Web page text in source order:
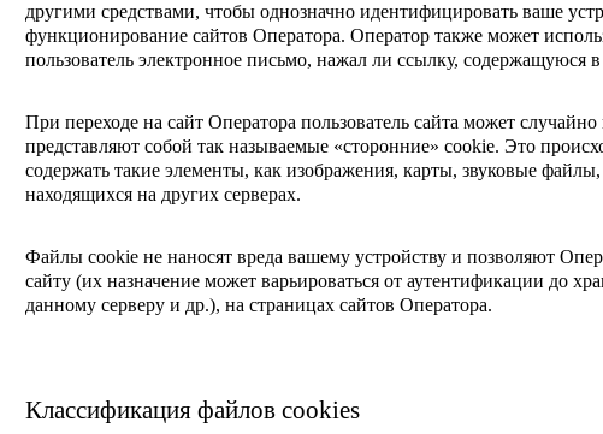
другими средствами, чтобы однозначно идентифицировать ваше
функционирование сайтов Оператора. Оператор также может
пользователь электронное письмо, нажал ли ссылку, содержащуюся
При переходе на сайт Оператора пользователь сайта может
представляют собой так называемые «сторонние» cookie. Это
содержать такие элементы, как изображения, карты, звуковые
находящихся на других серверах.
Файлы cookie не наносят вреда вашему устройству и позволяют
сайту (их назначение может варьироваться от аутентификации до
данному серверу и др.), на страницах сайтов Оператора.
Классификация файлов cookies